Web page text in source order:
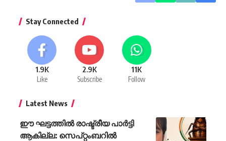
Stay Connected
1.9K
Like
2.9K
Subscribe
11K
Follow
Latest News
ഈ ഘട്ടത്തിൽ രാഷ്ട്രീയ പാർട്ടി
ആകില്ല: സെപ്റ്റംബറിൽ